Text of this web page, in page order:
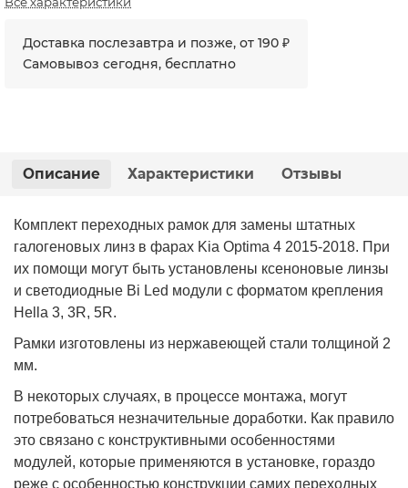
Доставка послезавтра и позже, от 190 ₽
Самовывоз сегодня, бесплатно
Описание Характеристики Отзывы
Комплект переходных рамок для замены штатных
галогеновых линз в фарах Kia Optima 4 2015-2018. При
их помощи могут быть установлены ксеноновые линзы
и светодиодные Bi Led модули с форматом крепления
Hella 3, 3R, 5R.
Рамки изготовлены из нержавеющей стали толщиной 2
мм.
В некоторых случаях, в процессе монтажа, могут
потребоваться незначительные доработки. Как правило
это связано с конструктивными особенностями
модулей, которые применяются в установке, гораздо
реже с особенностью конструкции самих переходных